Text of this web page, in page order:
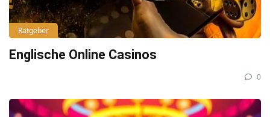
Ratgeber
Englische Online Casinos
0